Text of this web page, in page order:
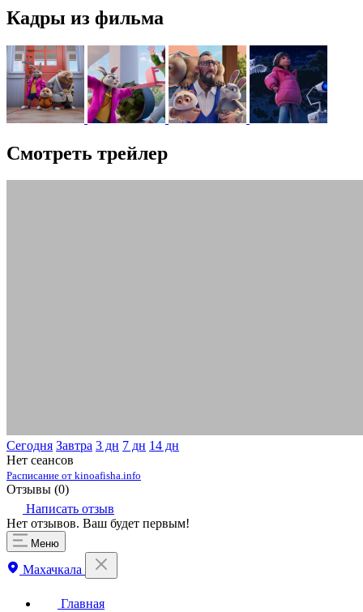
Кадры из фильма
Смотреть трейлер
Сегодня Завтра 3 дн 7 дн 14 дн
Нет сеансов
Расписание от kinoafisha.info
Отзывы (0)
Написать отзыв
Нет отзывов. Ваш будет первым!
Меню
Махачкала
Главная